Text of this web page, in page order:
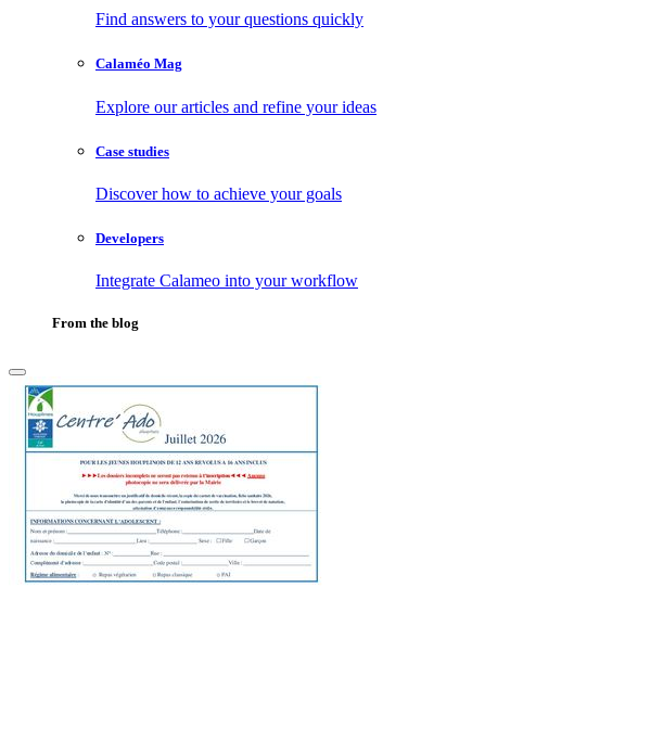
Find answers to your questions quickly
Calaméo Mag
Explore our articles and refine your ideas
Case studies
Discover how to achieve your goals
Developers
Integrate Calameo into your workflow
From the blog